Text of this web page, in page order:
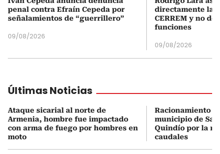
penal contra Efraín Cepeda por
señalamientos de “guerrillero”
09/08/2026
directamente la
CERREM y no
funciones
09/08/2026
Últimas Noticias
Ataque sicarial al norte de
Armenia, hombre fue impactado
con arma de fuego por hombres en
moto
Racionamiento
municipio de
Quindío por la
caudales